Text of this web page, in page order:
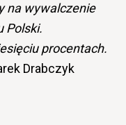
na wywalczenie
Polski.
procentach.
Drabczyk